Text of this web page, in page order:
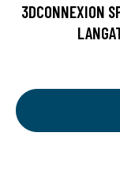
3DCONNEXION